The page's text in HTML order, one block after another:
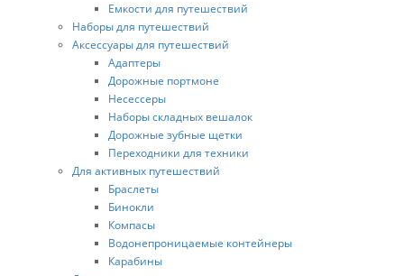
Емкости для путешествий
Наборы для путешествий
Аксессуары для путешествий
Адаптеры
Дорожные портмоне
Несессеры
Наборы складных вешалок
Дорожные зубные щетки
Переходники для техники
Для активных путешествий
Браслеты
Бинокли
Компасы
Водонепроницаемые контейнеры
Карабины